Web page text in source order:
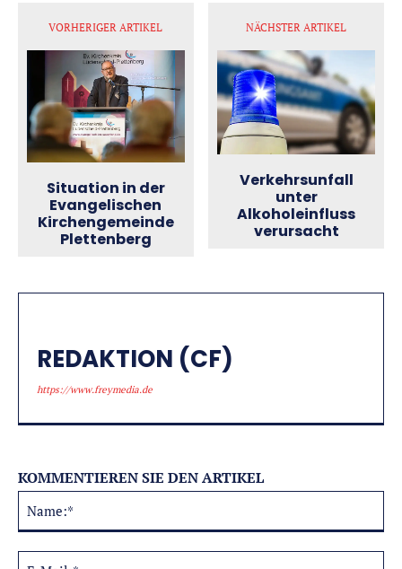
VORHERIGER ARTIKEL
Situation in der
Evangelischen
Kirchengemeinde
Plettenberg
NÄCHSTER ARTIKEL
Verkehrsunfall
unter
Alkoholeinfluss
verursacht
REDAKTION (CF)
https://www.freymedia.de
KOMMENTIEREN SIE DEN ARTIKEL